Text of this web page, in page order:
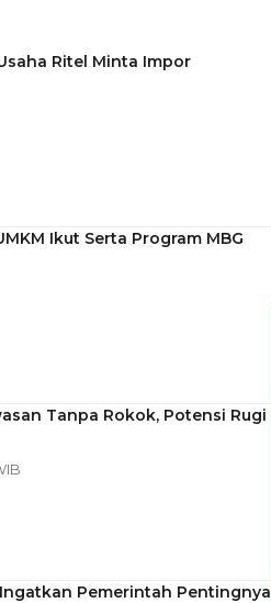
Ritel Minta Impor
Ikut Serta Program MBG
Tanpa Rokok, Potensi Rugi
Pemerintah Pentingnya